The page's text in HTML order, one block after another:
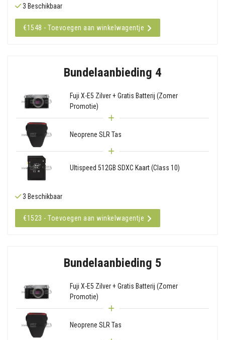
3 Beschikbaar
€1548 - Toevoegen aan winkelwagentje
Bundelaanbieding 4
Fuji X-E5 Zilver + Gratis Batterij (Zomer
Promotie)
Neoprene SLR Tas
Ultispeed 512GB SDXC Kaart (Class 10)
3 Beschikbaar
€1523 - Toevoegen aan winkelwagentje
Bundelaanbieding 5
Fuji X-E5 Zilver + Gratis Batterij (Zomer
Promotie)
Neoprene SLR Tas